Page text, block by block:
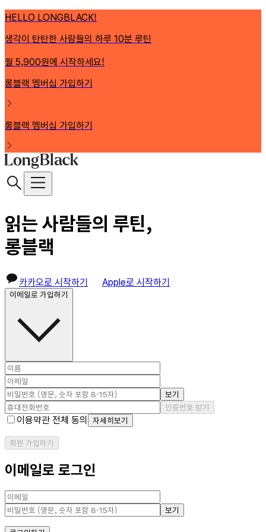
HELLO LONGBLACK!
생각이 탄탄한 사람들의 하루 10분 루틴
월 5,900원에 시작하세요!
롱블랙 멤버십 가입하기
롱블랙 멤버십 가입하기
읽는 사람들의 루틴,
롱블랙
카카오로 시작하기 Apple로 시작하기
이메일로 가입하기
보기
인증번호 받기
이용약관 전체 동의 자세히보기
회원 가입하기
이메일로 로그인
보기